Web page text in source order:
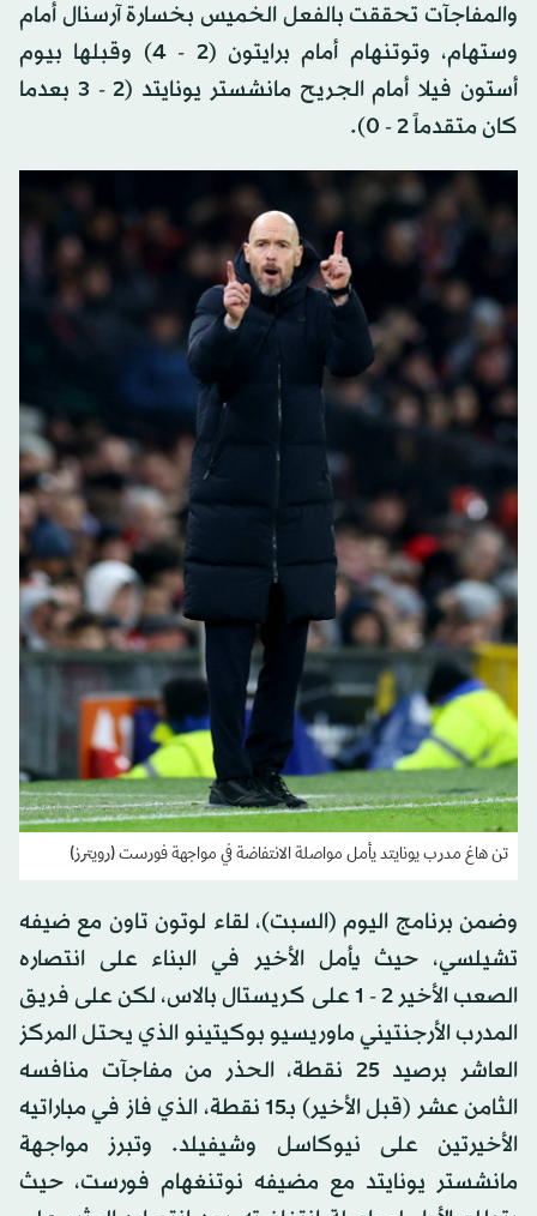
والمفاجآت تحققت بالفعل الخميس بخسارة آرسنال أمام
وستهام، وتوتنهام أمام برايتون (2 - 4) وقبلها بيوم
أستون فيلا أمام الجريح مانشستر يونايتد (2 - 3 بعدما
كان متقدماً 2 - 0).
تن هاغ مدرب يونايتد يأمل مواصلة الانتفاضة في مواجهة فورست (رويترز)
وضمن برنامج اليوم (السبت)، لقاء لوتون تاون مع ضيفه
تشيلسي، حيث يأمل الأخير في البناء على انتصاره
الصعب الأخير 2 - 1 على كريستال بالاس، لكن على فريق
المدرب الأرجنتيني ماوريسيو بوكيتينو الذي يحتل المركز
العاشر برصيد 25 نقطة، الحذر من مفاجآت منافسه
الثامن عشر (قبل الأخير) بـ15 نقطة، الذي فاز في مباراتيه
الأخيرتين على نيوكاسل وشيفيلد. وتبرز مواجهة
مانشستر يونايتد مع مضيفه نوتنغهام فورست، حيث